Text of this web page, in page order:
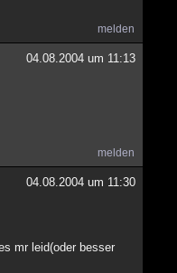
melden
04.08.2004 um 11:13
melden
04.08.2004 um 11:30
mr leid(oder besser